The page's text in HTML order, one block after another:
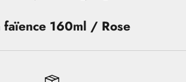
faïence 160ml / Rose